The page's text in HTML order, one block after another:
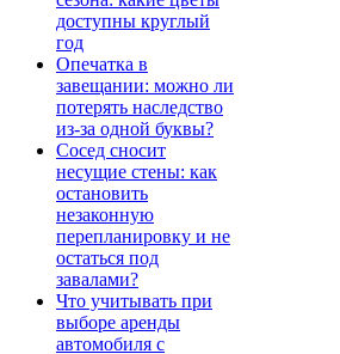
доступны круглый
год
Опечатка в
завещании: можно ли
потерять наследство
из-за одной буквы?
Сосед сносит
несущие стены: как
остановить
незаконную
перепланировку и не
остаться под
завалами?
Что учитывать при
выборе аренды
автомобиля с